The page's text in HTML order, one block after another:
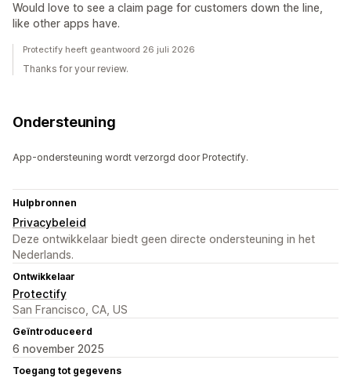
Would love to see a claim page for customers down the line,
like other apps have.
Protectify heeft geantwoord 26 juli 2026
Thanks for your review.
Ondersteuning
App-ondersteuning wordt verzorgd door Protectify.
Hulpbronnen
Privacybeleid
Deze ontwikkelaar biedt geen directe ondersteuning in het
Nederlands.
Ontwikkelaar
Protectify
San Francisco, CA, US
Geïntroduceerd
6 november 2025
Toegang tot gegevens